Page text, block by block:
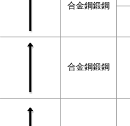
合金鋼鍛鋼
合金鋼鍛鋼